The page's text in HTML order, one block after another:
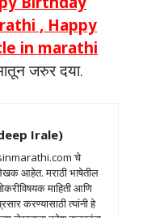
, Happy
in marathi
जरुर दया.
Irale)
चे
आहेत. मराठी भाषेतील
माहिती आणि
करण्यासाठी त्यांनी हे